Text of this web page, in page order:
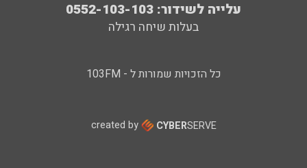
עלייה לשידור: 0552-103-103
בעלות שיחה רגילה
כל הזכויות שמורות ל - 103FM
created by CYBERSERVE